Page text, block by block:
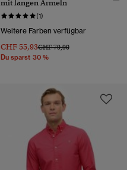
mit langen Ärmeln
(1)
Weitere Farben verfügbar
CHF 55,93Preis wurde reduziert von
CHF 79,90bis
Du sparst 30 %